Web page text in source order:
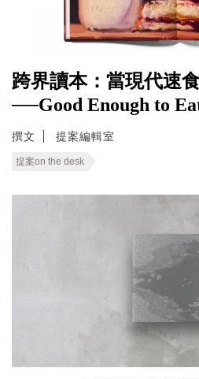
跨界讀本：當現代速
──Good Enough to
撰文 提案編輯室
提案on the desk